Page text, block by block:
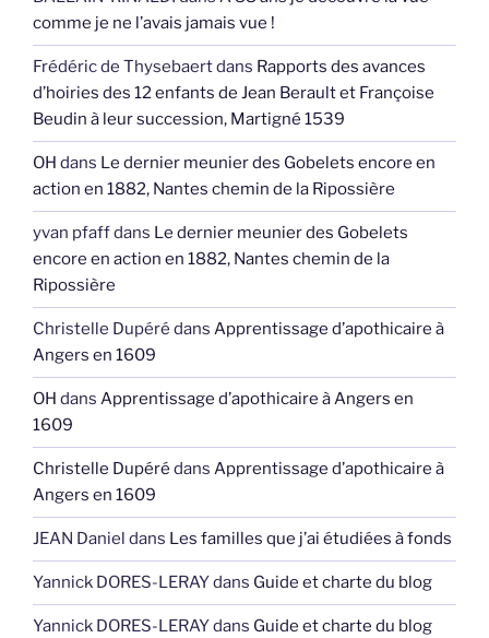
comme je ne l’avais jamais vue !
Frédéric de Thysebaertdans Rapports des avances
d’hoiries des 12 enfants de Jean Berault et Françoise
Beudin à leur succession, Martigné 1539
OH dans Le dernier meunier des Gobelets encore en
action en 1882, Nantes chemin de la Ripossière
yvan pfaffdans Le dernier meunier des Gobelets
encore en action en 1882, Nantes chemin de la
Ripossière
Christelle Dupéré dans Apprentissage d’apothicaire à
Angers en 1609
OH dans Apprentissage d’apothicaire à Angers en
1609
Christelle Dupéré dans Apprentissage d’apothicaire à
Angers en 1609
JEAN Daniel dans Les familles que j’ai étudiées à fonds
Yannick DORES-LERAYdans Guide et charte du blog
Yannick DORES-LERAYdans Guide et charte du blog